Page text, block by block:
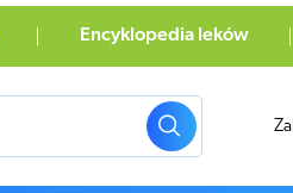
Encyklopedia leków